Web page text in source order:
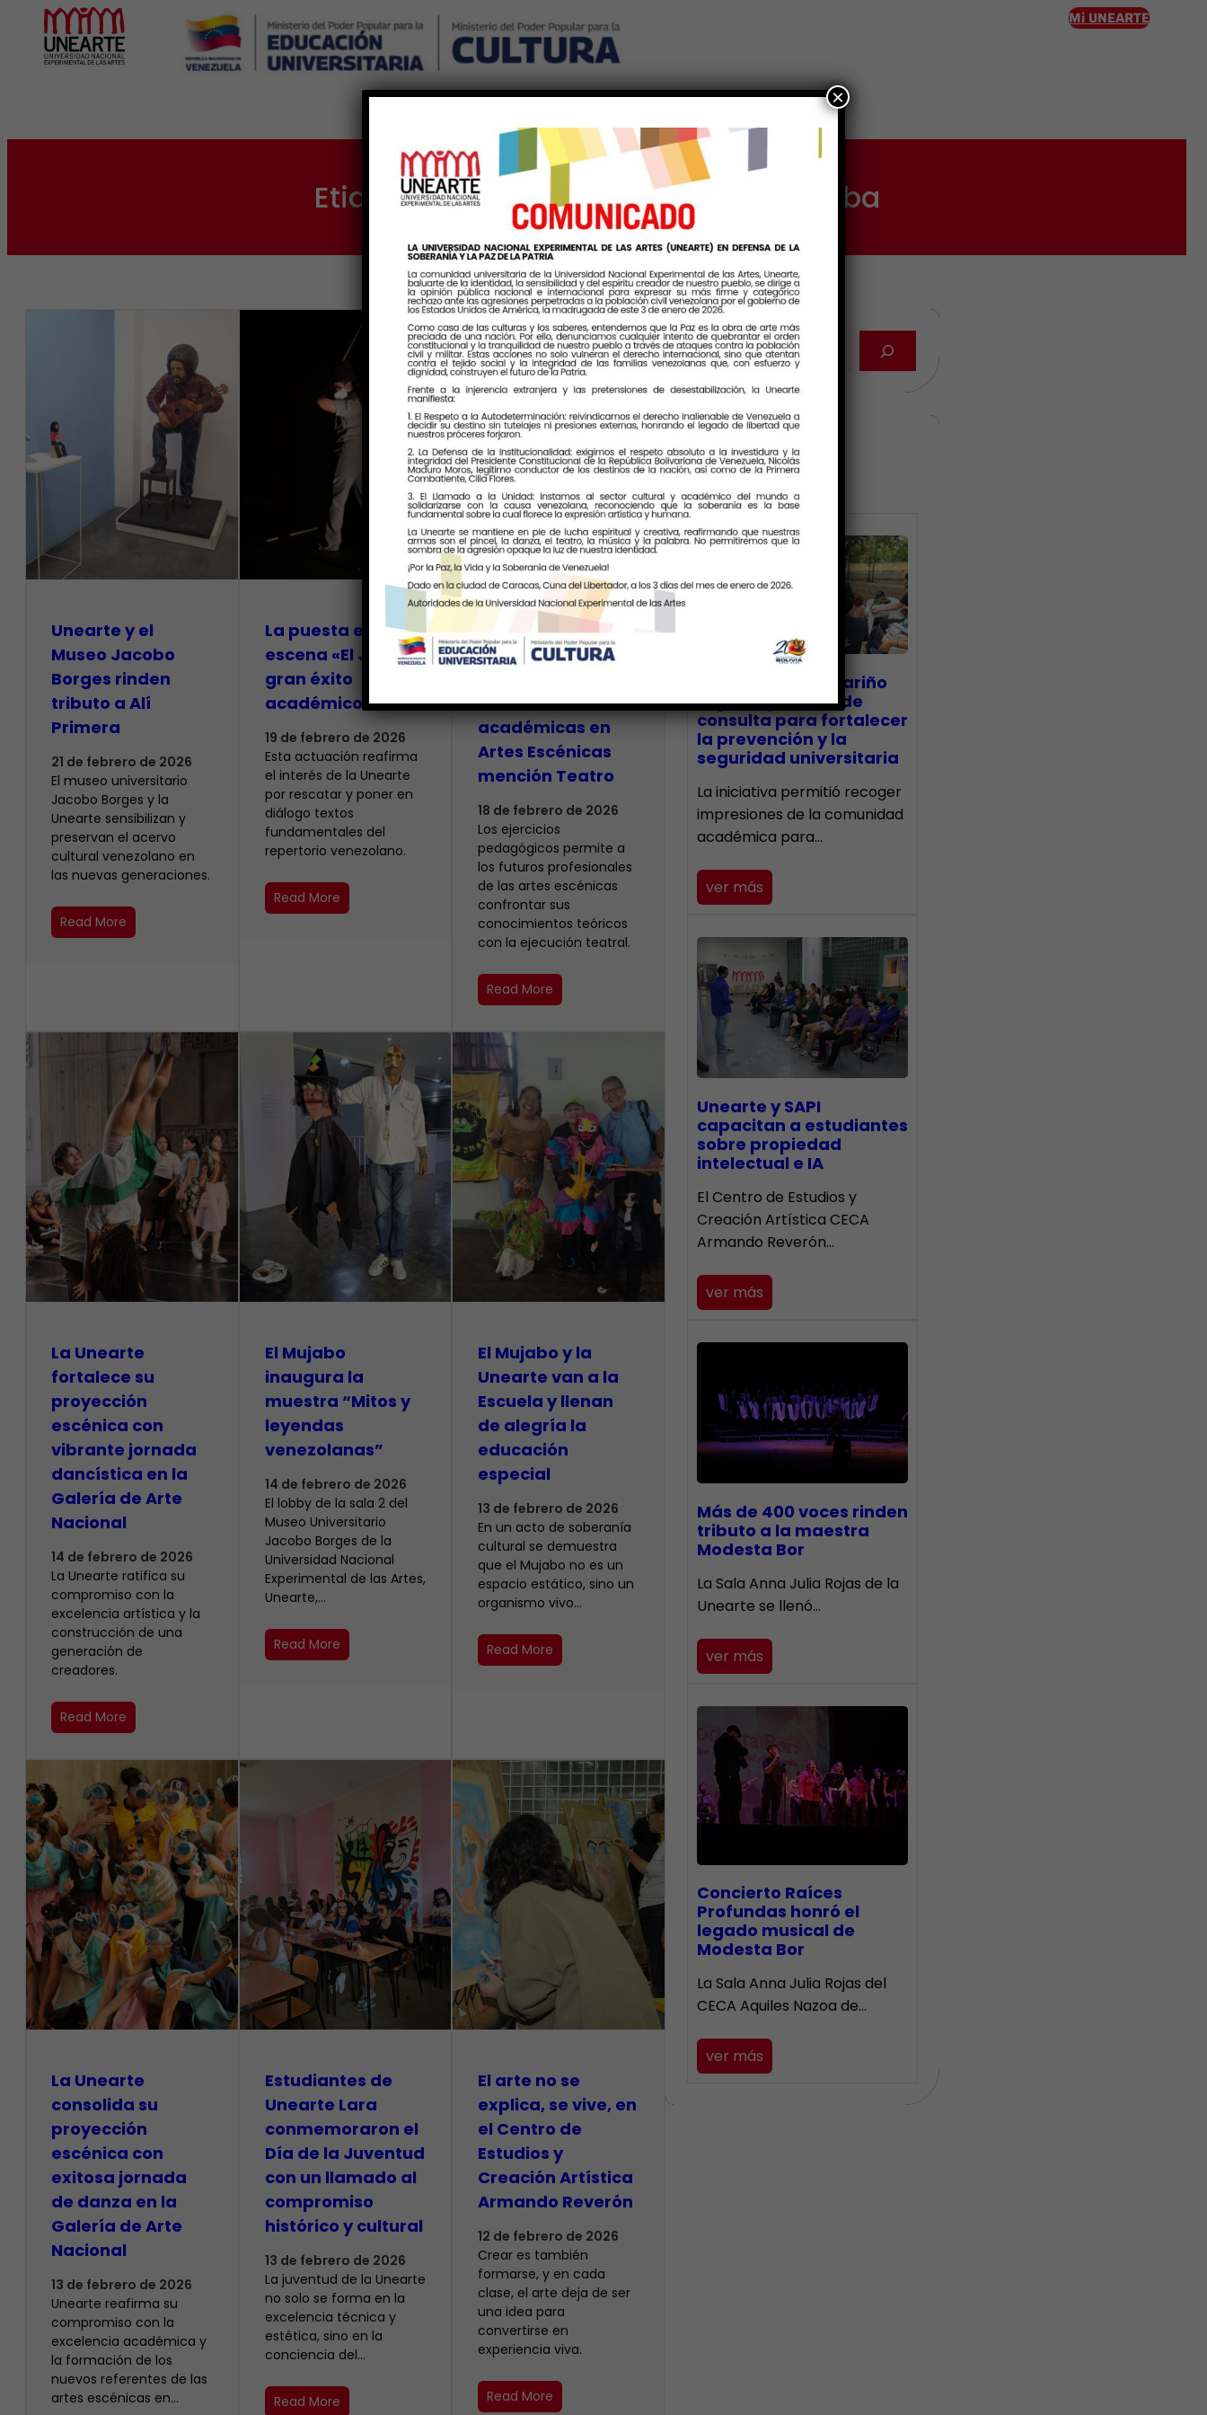
Mi UNEARTE
Ingreso
Etiqueta:EscuelaNacionalDeBalletCuba
Unearte y el
Museo Jacobo
Borges rinden
tributo a Alí
Primera
21 de febrero de 2026
El museo universitario
Jacobo Borges y la
Unearte sensibilizan y
preservan el acervo
cultural venezolano en
las nuevas generaciones.
Read More
La puesta en
escena «El Juego»
gran éxito
académico
19 de febrero de 2026
Esta actuación reafirma
el interés de la Unearte
por rescatar y poner en
diálogo textos
fundamentales del
repertorio venezolano.
Read More
Estudiantes de
Unearte
muestras
académicas en
Artes Escénicas
mención Teatro
18 de febrero de 2026
Los ejercicios
pedagógicos permite a
los futuros profesionales
de las artes escénicas
confrontar sus
conocimientos teóricos
con la ejecución teatral.
Read More
La Unearte
fortalece su
proyección
escénica con
vibrante jornada
dancística en la
Galería de Arte
Nacional
14 de febrero de 2026
La Unearte ratifica su
compromiso con la
excelencia artística y la
construcción de una
generación de
creadores.
Read More
El Mujabo
inaugura la
muestra “Mitos y
leyendas
venezolanas”
14 de febrero de 2026
El lobby de la sala 2 del
Museo Universitario
Jacobo Borges de la
Universidad Nacional
Experimental de las Artes,
Unearte,…
Read More
El Mujabo y la
Unearte van a la
Escuela y llenan
de alegría la
educación
especial
13 de febrero de 2026
En un acto de soberanía
cultural se demuestra
que el Mujabo no es un
espacio estático, sino un
organismo vivo…
Read More
La Unearte
consolida su
proyección
escénica con
exitosa jornada
de danza en la
Galería de Arte
Nacional
13 de febrero de 2026
Unearte reafirma su
compromiso con la
excelencia académica y
la formación de los
nuevos referentes de las
artes escénicas en…
Estudiantes de
Unearte Lara
conmemoraron el
Día de la Juventud
con un llamado al
compromiso
histórico y cultural
13 de febrero de 2026
La juventud de la Unearte
no solo se forma en la
excelencia técnica y
estética, sino en la
conciencia del…
Read More
El arte no se
explica, se vive, en
el Centro de
Estudios y
Creación Artística
Armando Reverón
12 de febrero de 2026
Crear es también
formarse, y en cada
clase, el arte deja de ser
una idea para
convertirse en
experiencia viva.
Read More
Últimas Noticias
CECA Santiago Mariño
impulsó jornada de
consulta para fortalecer
la prevención y la
seguridad universitaria
La iniciativa permitió recoger
impresiones de la comunidad
académica para…
ver más
Unearte y SAPI
capacitan a estudiantes
sobre propiedad
intelectual e IA
El Centro de Estudios y
Creación Artística CECA
Armando Reverón…
ver más
Más de 400 voces rinden
tributo a la maestra
Modesta Bor
​La Sala Anna Julia Rojas de la
Unearte se llenó…
ver más
​Concierto Raíces
Profundas honró el
legado musical de
Modesta Bor
La Sala Anna Julia Rojas del
CECA Aquiles Nazoa de…
ver más
×